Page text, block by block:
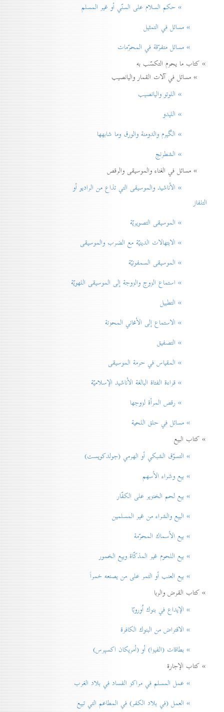
» حكم السلام علی السنّي أو غير المسلم
» مسائل في التمثيل
» مسائل متفرّقة في المحرّمات
» كتاب ما يحرم التكسّب به
» مسائل في آلات القمار واليانصيب
» اللوتو واليانصيب
» الليدو
» الگيرم والدومنة والورق وما شابهها
» الشطرنج
» مسائل في الغناء والموسيقى والرقص
» الأناشيد والموسيقی التي تذاع من الراديو أو
التلفاز
» الموسيقى التصويريّة
» الابتهالات الدينيّة مع الضرب والموسيقى
» الموسيقى السمفونيّة
» استماع الزوج والزوجة إلى الموسيقى اللهويّة
» التطبيل
» الاستماع إلى الأغاني المحزنة
» التصفيق
» المقياس في حرمة الموسيقی
» قراءة الفتاة البالغة الأناشيد الإسلاميّة
» رقص المرأة لزوجها
» مسائل في حلق اللحية
» كتاب البيع
» التسوّق الشبكي أو الهرمي (جولدكويست)
» بيع وشراء الأسهم
» بيع لحم الخنزير علی الكفّار
» البيع والشراء من غير المسلمين
» بيع الأسماك المحرّمة
» بيع اللحوم غير المذكّاة وبيع الخمور
» بيع العنب أو التمر على من يصنعه خمراً
» كتاب القرض والربا
» الإيداع في بنوك اُوروبّا
» الاقتراض من البنوك الكافرة
» بطاقات (الفيزا) أو (أمريكان اكسپرس)
» كتاب الإجارة
» عمل المسلم في مراكز الفساد في بلاد الغرب
» العمل (في بلاد الكفر) في المطاعم التي تبيع